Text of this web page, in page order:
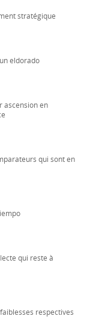
stratégique
eldorado
ascension en
qui sont en
qui reste à
respectives